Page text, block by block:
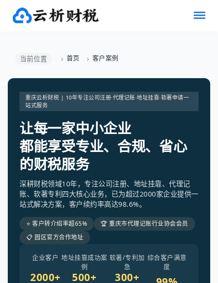
当前位置 首页 客户案例
重庆云析财税 | 10年专注公司注册·代理记账·地址挂靠·软著申请一
站式服务
让每一家中小企业
都能享受专业、合规、省心
的财税服务
深耕财税领域10年，专注公司注册、地址挂靠、代理记
账、软著专利四大核心业务，已为超过2000家企业提供一
站式解决方案，客户续约率高达98.6%。
⭐ 客户转介绍率超65%
🏆 重庆市代理记账行业协会会员
📋 园区官方合作地址
企业客户
2000+
地址挂靠成功案
例
500+
软著/专利加
急
300+
综合客户满意
度